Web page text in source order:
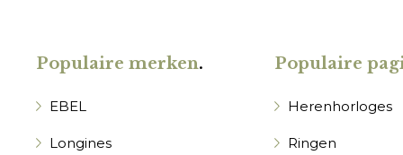
Populaire merken.
EBEL
Longines
Populaire
Herenhorloges
Ringen